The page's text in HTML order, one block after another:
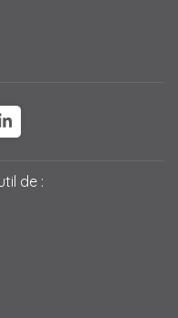
LE COMPTE
LE COMPTE
LIEN VERS LE
de :